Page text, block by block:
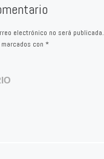
electrónico no será publicada.
con *